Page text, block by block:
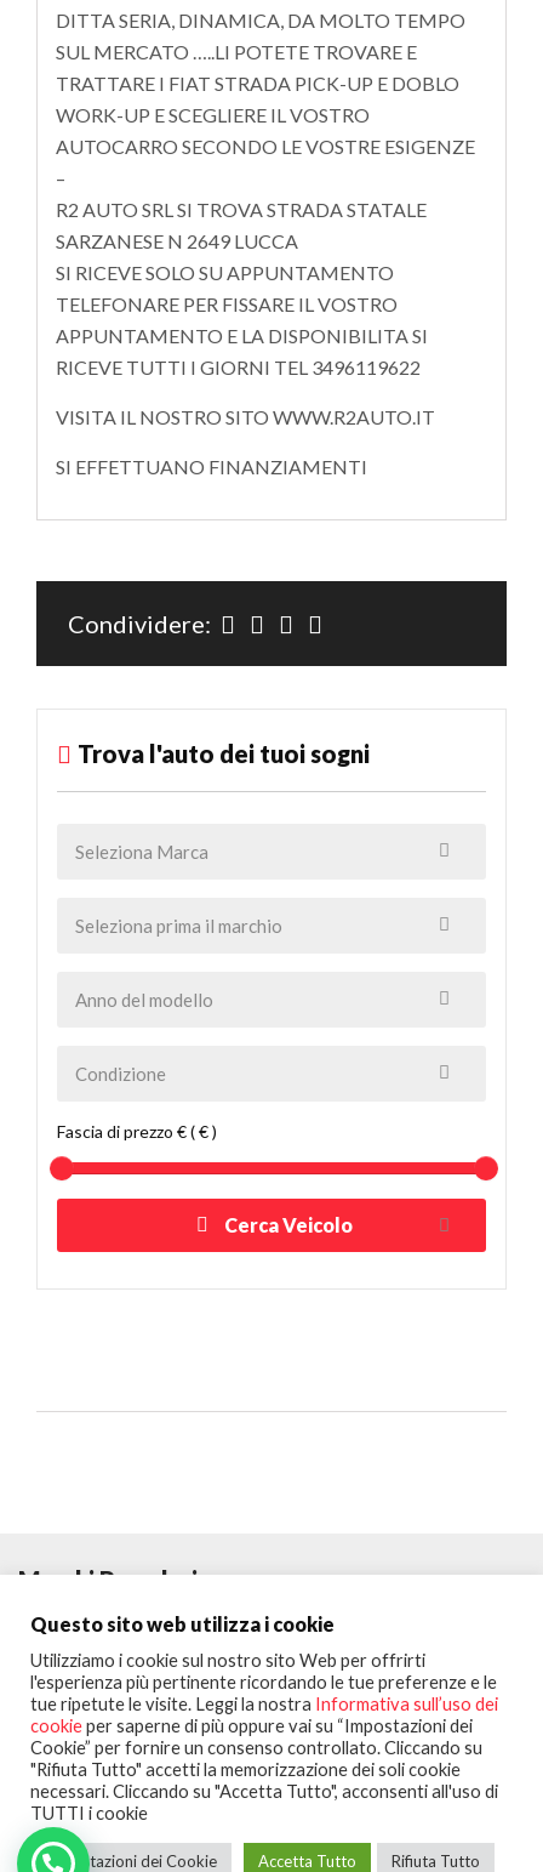
DITTA SERIA, DINAMICA, DA MOLTO TEMPO
SUL MERCATO …..LI POTETE TROVARE E
TRATTARE I FIAT STRADA PICK-UP E DOBLO
WORK-UP E SCEGLIERE IL VOSTRO
AUTOCARRO SECONDO LE VOSTRE ESIGENZE
–
R2 AUTO SRL SI TROVA STRADA STATALE
SARZANESE N 2649 LUCCA
SI RICEVE SOLO SU APPUNTAMENTO
TELEFONARE PER FISSARE IL VOSTRO
APPUNTAMENTO E LA DISPONIBILITA SI
RICEVE TUTTI I GIORNI TEL 3496119622
VISITA IL NOSTRO SITO WWW.R2AUTO.IT
SI EFFETTUANO FINANZIAMENTI
Condividere:
Trova l'auto dei tuoi sogni
Fascia di prezzo € ( € )
Cerca Veicolo
Marchi Popolari
Seguici su:
Copyright © 2020Portalclub All Rights Reserved
Questo sito web utilizza i cookie
Utilizziamo i cookie sul nostro sito Web per offrirti
l'esperienza più pertinente ricordando le tue preferenze e le
tue ripetute le visite. Leggi la nostra Informativa sull’uso dei
cookieper saperne di più oppure vai su “Impostazioni dei
Cookie” per fornire un consenso controllato. Cliccando su
"Rifiuta Tutto" accetti la memorizzazione dei soli cookie
necessari. Cliccando su "Accetta Tutto", acconsenti all'uso di
TUTTI i cookie
Impostazioni dei Cookie Accetta Tutto Rifiuta Tutto